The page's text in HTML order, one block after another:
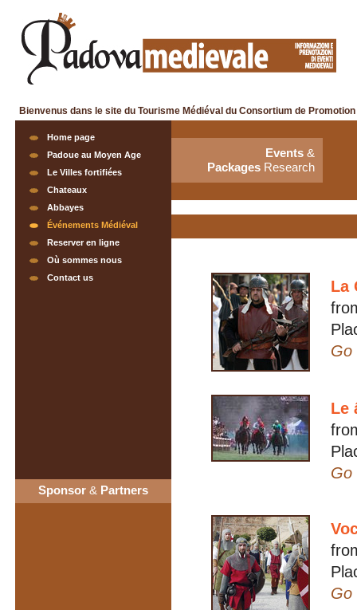
Bienvenus dans le site du Tourisme Médiéval du Consortium de
Home page
Padoue au Moyen Age
Le Villes fortifiées
Chateaux
Abbayes
Événements Médiéval
Reserver en ligne
Où sommes nous
Contact us
Sponsor& Partners
Events&
PackagesResearch
La
Go
Le
Go
Go